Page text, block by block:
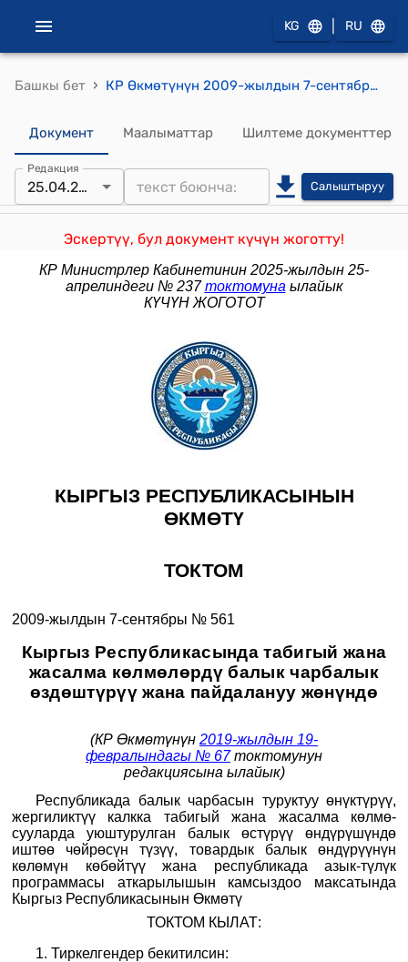
KG RU
Башкы бет › КР Өкмөтүнүн 2009-жылдын 7-сентябрындагы №561 "Кыргыз Республикасында табигый жана жасалма көлмөлөрдү балык чарбалык өздөштүрүү жана пайдалануу жөнүндө" токтому
Документ Маалыматтар Шилтеме документтер
Редакция
25.04.2025 Салыштыруу
Эскертүү, бул документ күчүн жоготту!